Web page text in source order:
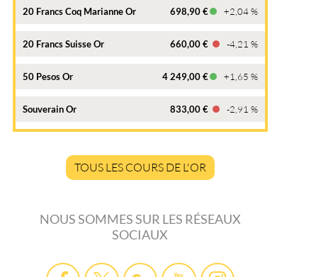
20 Francs Coq Marianne Or 698,90 € +2,04 %
20 Francs Suisse Or 660,00 € -4,21 %
50 Pesos Or 4 249,00 € +1,65 %
Souverain Or 833,00 € -2,91 %
TOUS LES COURS DE L'OR
NOUS SOMMES SUR LES RÉSEAUX
SOCIAUX